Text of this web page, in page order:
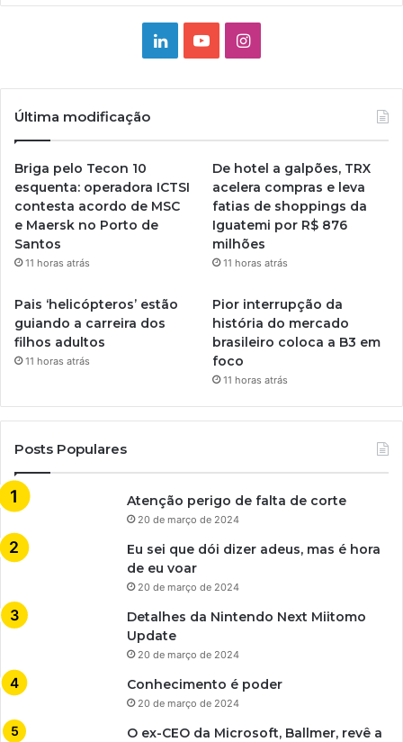
LinkedinYouTubeInstagram
Última modificação
Briga pelo Tecon 10
esquenta: operadora ICTSI
contesta acordo de MSC
e Maersk no Porto de
Santos
11 horas atrás
De hotel a galpões, TRX
acelera compras e leva
fatias de shoppings da
Iguatemi por R$ 876
milhões
11 horas atrás
Pais ‘helicópteros’ estão
guiando a carreira dos
filhos adultos
11 horas atrás
Pior interrupção da
história do mercado
brasileiro coloca a B3 em
foco
11 horas atrás
Posts Populares
Atenção perigo de falta de corte
20 de março de 2024
Eu sei que dói dizer adeus, mas é hora
de eu voar
20 de março de 2024
Detalhes da Nintendo Next Miitomo
Update
20 de março de 2024
Conhecimento é poder
20 de março de 2024
O ex-CEO da Microsoft, Ballmer, revê a